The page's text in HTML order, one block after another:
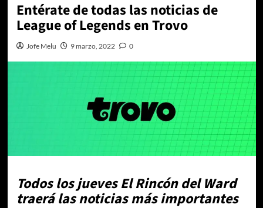
Entérate de todas las noticias de
League of Legends en Trovo
Jofe Melu 9 marzo, 2022 0
Todos los jueves El Rincón del Ward
traerá las noticias más importantes